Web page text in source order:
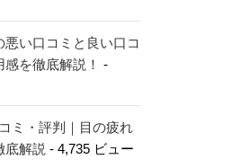
い口コミと良い口コ
を徹底解説！ -
ミ・評判｜目の疲れ
底解説 - 4,735 ビュー